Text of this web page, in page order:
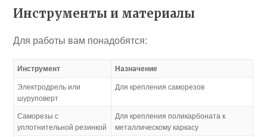
Инструменты и материалы
Для работы вам понадобятся:
Инструмент Назначение
Электродрель или
шуруповерт
Для крепления саморезов
Саморезы с
уплотнительной резинкой
Для крепления поликарбоната к
металлическому каркасу